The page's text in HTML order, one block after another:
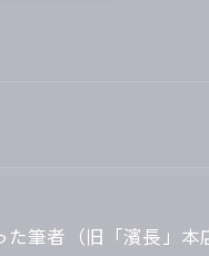
筆者（旧「濱長」